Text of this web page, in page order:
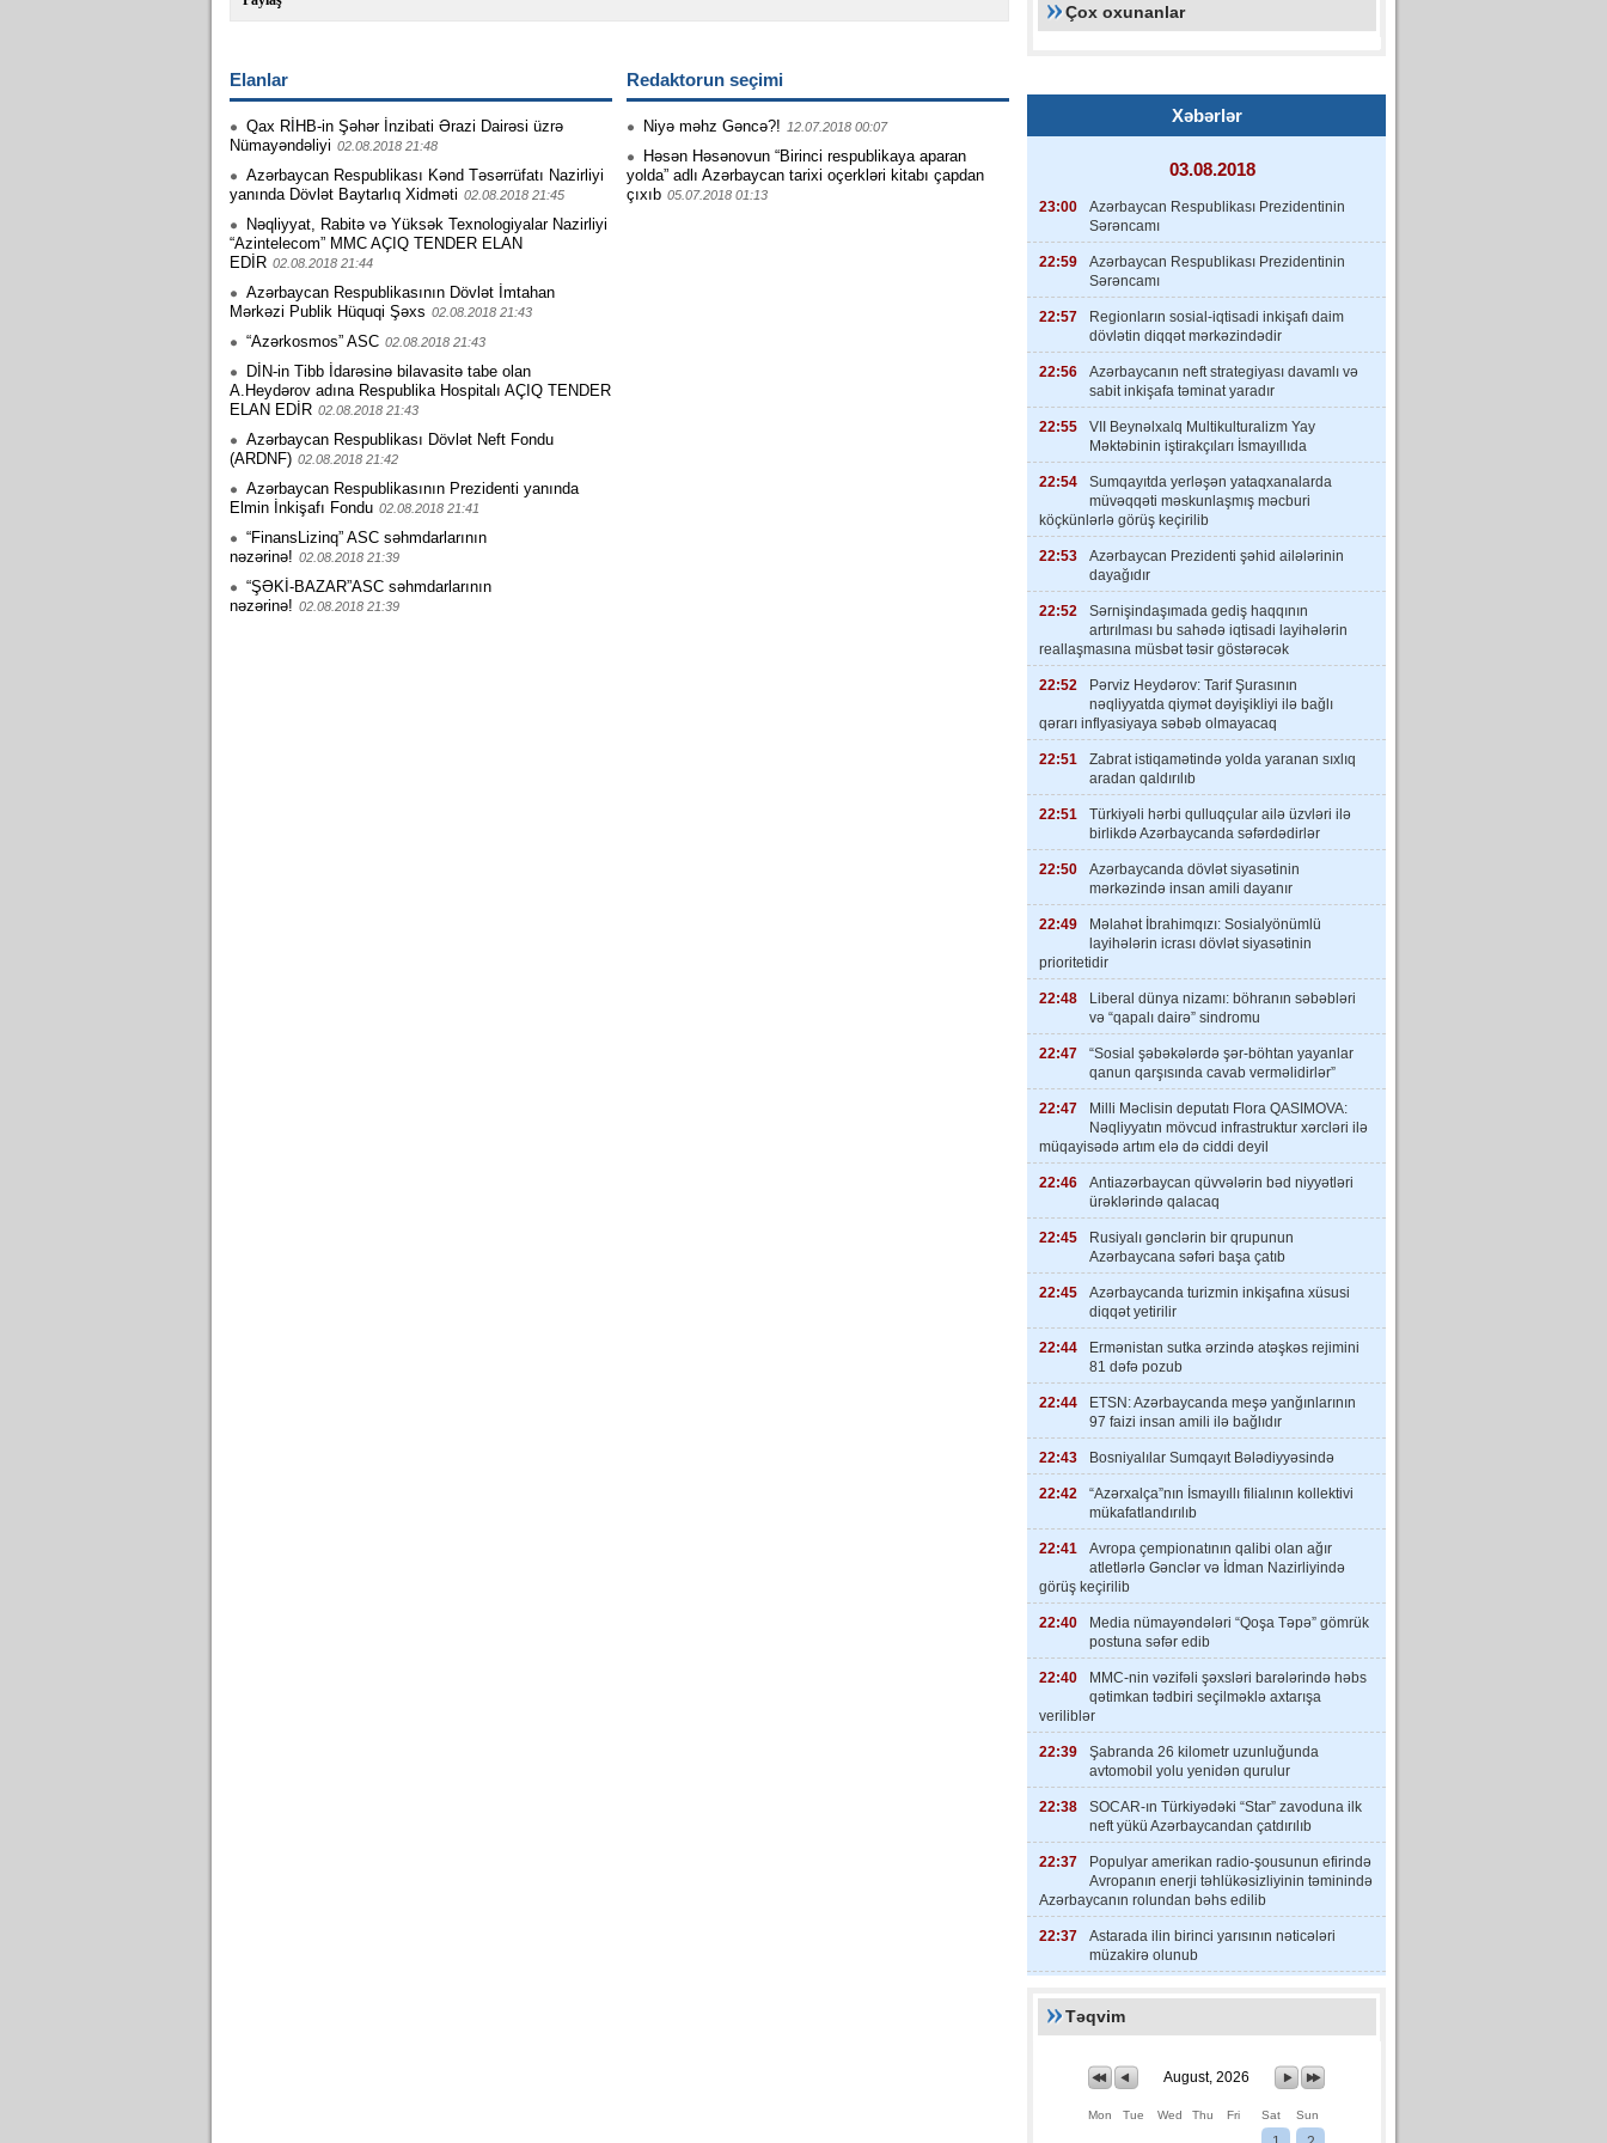
Elanlar
Qax RİHB-in Şəhər İnzibati Ərazi Dairəsi üzrə
Nümayəndəliyi 02.08.2018 21:48
Azərbaycan Respublikası Kənd Təsərrüfatı Nazirliyi
yanında Dövlət Baytarlıq Xidməti 02.08.2018 21:45
Nəqliyyat, Rabitə və Yüksək Texnologiyalar Nazirliyi
“Azintelecom” MMC AÇIQ TENDER ELAN
EDİR 02.08.2018 21:44
Azərbaycan Respublikasının Dövlət İmtahan
Mərkəzi Publik Hüquqi Şəxs 02.08.2018 21:43
“Azərkosmos” ASC 02.08.2018 21:43
DİN-in Tibb İdarəsinə bilavasitə tabe olan
A.Heydərov adına Respublika Hospitalı AÇIQ TENDER
ELAN EDİR 02.08.2018 21:43
Azərbaycan Respublikası Dövlət Neft Fondu
(ARDNF) 02.08.2018 21:42
Azərbaycan Respublikasının Prezidenti yanında
Elmin İnkişafı Fondu 02.08.2018 21:41
“FinansLizinq” ASC səhmdarlarının
nəzərinə! 02.08.2018 21:39
“ŞƏKİ-BAZAR”ASC səhmdarlarının
nəzərinə! 02.08.2018 21:39
Redaktorun seçimi
Niyə məhz Gəncə?! 12.07.2018 00:07
Həsən Həsənovun “Birinci respublikaya aparan
yolda” adlı Azərbaycan tarixi oçerkləri kitabı çapdan
çıxıb 05.07.2018 01:13
Çox oxunanlar
Xəbərlər
03.08.2018
23:00
Azərbaycan Respublikası Prezidentinin
Sərəncamı
22:59
Azərbaycan Respublikası Prezidentinin
Sərəncamı
22:57
Regionların sosial-iqtisadi inkişafı daim
dövlətin diqqət mərkəzindədir
22:56
Azərbaycanın neft strategiyası davamlı və
sabit inkişafa təminat yaradır
22:55
VII Beynəlxalq Multikulturalizm Yay
Məktəbinin iştirakçıları İsmayıllıda
22:54
Sumqayıtda yerləşən yataqxanalarda
müvəqqəti məskunlaşmış məcburi
köçkünlərlə görüş keçirilib
22:53
Azərbaycan Prezidenti şəhid ailələrinin
dayağıdır
22:52
Sərnişindaşımada gediş haqqının
artırılması bu sahədə iqtisadi layihələrin
reallaşmasına müsbət təsir göstərəcək
22:52
Pərviz Heydərov: Tarif Şurasının
nəqliyyatda qiymət dəyişikliyi ilə bağlı
qərarı inflyasiyaya səbəb olmayacaq
22:51
Zabrat istiqamətində yolda yaranan sıxlıq
aradan qaldırılıb
22:51
Türkiyəli hərbi qulluqçular ailə üzvləri ilə
birlikdə Azərbaycanda səfərdədirlər
22:50
Azərbaycanda dövlət siyasətinin
mərkəzində insan amili dayanır
22:49
Məlahət İbrahimqızı: Sosialyönümlü
layihələrin icrası dövlət siyasətinin
prioritetidir
22:48
Liberal dünya nizamı: böhranın səbəbləri
və “qapalı dairə” sindromu
22:47
“Sosial şəbəkələrdə şər-böhtan yayanlar
qanun qarşısında cavab verməlidirlər”
22:47
Milli Məclisin deputatı Flora QASIMOVA:
Nəqliyyatın mövcud infrastruktur xərcləri ilə
müqayisədə artım elə də ciddi deyil
22:46
Antiazərbaycan qüvvələrin bəd niyyətləri
ürəklərində qalacaq
22:45
Rusiyalı gənclərin bir qrupunun
Azərbaycana səfəri başa çatıb
22:45
Azərbaycanda turizmin inkişafına xüsusi
diqqət yetirilir
22:44
Ermənistan sutka ərzində atəşkəs rejimini
81 dəfə pozub
22:44
ETSN: Azərbaycanda meşə yanğınlarının
97 faizi insan amili ilə bağlıdır
22:43 Bosniyalılar Sumqayıt Bələdiyyəsində
22:42
“Azərxalça”nın İsmayıllı filialının kollektivi
mükafatlandırılıb
22:41
Avropa çempionatının qalibi olan ağır
atletlərlə Gənclər və İdman Nazirliyində
görüş keçirilib
22:40
Media nümayəndələri “Qoşa Təpə” gömrük
postuna səfər edib
22:40
MMC-nin vəzifəli şəxsləri barələrində həbs
qətimkan tədbiri seçilməklə axtarışa
veriliblər
22:39
Şabranda 26 kilometr uzunluğunda
avtomobil yolu yenidən qurulur
22:38
SOCAR-ın Türkiyədəki “Star” zavoduna ilk
neft yükü Azərbaycandan çatdırılıb
22:37
Populyar amerikan radio-şousunun efirində
Avropanın enerji təhlükəsizliyinin təminində
Azərbaycanın rolundan bəhs edilib
22:37
Astarada ilin birinci yarısının nəticələri
müzakirə olunub
Təqvim
August, 2026
Mon Tue Wed Thu Fri Sat Sun